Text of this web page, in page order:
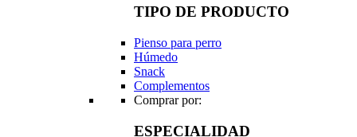
TIPO DE PRODUCTO
Pienso para perro
Húmedo
Snack
Complementos
Comprar por:
ESPECIALIDAD